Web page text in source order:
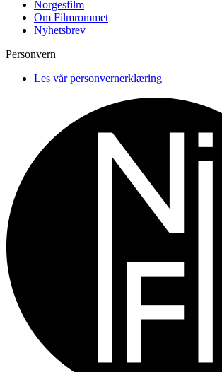
Norgesfilm
Om Filmrommet
Nyhetsbrev
Personvern
Les vår personvernerklæring